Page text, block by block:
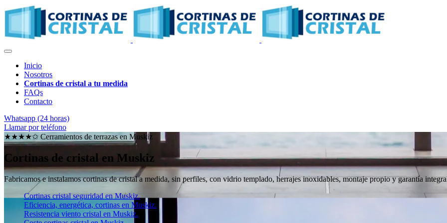
Inicio
Nosotros
Cortinas de cristal a tu medida
FAQs
Contacto
Whatsapp (24 horas)
Llamar por teléfono
★★★★✩ Cerramientos de terrazas en Muskiz
Cortinas de cristal en Muskiz
Fabricamos e instalamos cortinas de cristal a medida, sin perfiles, con vidrio templado, herrajes inoxidables, montaje propio y garantía
Cortinas cristal seguridad en Muskiz.
Eficiencia, energética, cortinas en Muskiz.
Resistencia viento cristal en Muskiz.